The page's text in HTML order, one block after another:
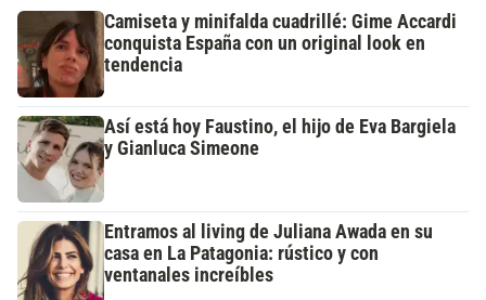
Camiseta y minifalda cuadrillé: Gime Accardi
conquista España con un original look en
tendencia
Así está hoy Faustino, el hijo de Eva Bargiela
y Gianluca Simeone
Entramos al living de Juliana Awada en su
casa en La Patagonia: rústico y con
ventanales increíbles